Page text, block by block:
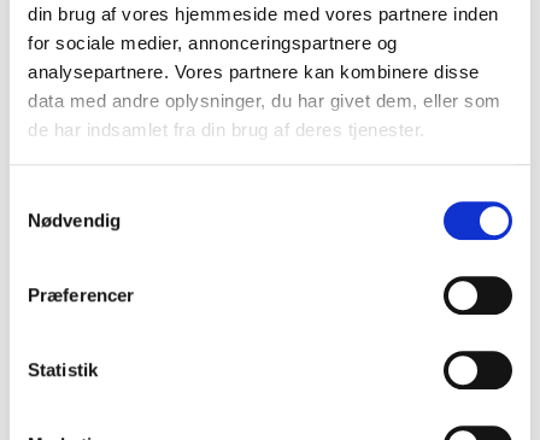
din brug af vores hjemmeside med vores partnere inden
for sociale medier, annonceringspartnere og
analysepartnere. Vores partnere kan kombinere disse
data med andre oplysninger, du har givet dem, eller som
de har indsamlet fra din brug af deres tjenester.
Nødvendig
Præferencer
Statistik
Effektiv filtrering for renere og sundere luft
Ekstra motorbeskyttelse med det medfølgende
filter
Økonomisk pakke: 4 poser + 1 filter
støvsuger
Disse støvsugeposer passer perfekt til AEG og
Electrolux modeller og er også fuldt kompatible med
Volta støvsugere. Med en præcis pasform sikrer de, at
støvet holdes inde i posen, og at luftkvaliteten i
FÅ 10% PÅ DIN FØRSTE ORDRE